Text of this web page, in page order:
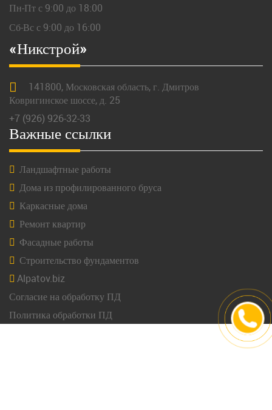
Пн-Пт с 9:00 до 18:00
Сб-Вс с 9:00 до 16:00
«Никстрой»
141800, Московская область, г. Дмитров
Ковригинское шоссе, д. 25
+7 (926) 926-32-33
Важные ссылки
Ландшафтные работы
Дома из профилированного бруса
Каркасные дома
Ремонт квартир
Фасадные работы
Строительство фундаментов
Alpatov.biz
Согласие на обработку ПД
Политика обработки ПД